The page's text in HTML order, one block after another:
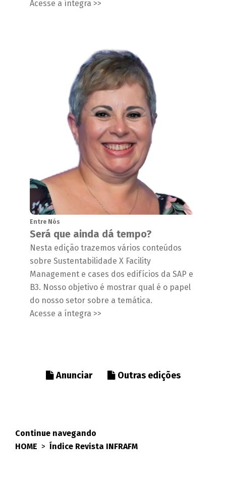
Acesse a íntegra >>
Entre Nós
Será que ainda dá tempo?
Nesta edição trazemos vários conteúdos
sobre Sustentabilidade X Facility
Management e cases dos edifícios da SAP e
B3. Nosso objetivo é mostrar qual é o papel
do nosso setor sobre a temática.
Acesse a íntegra >>
Anunciar Outras edições
Continue navegando
HOME > Índice Revista INFRAFM